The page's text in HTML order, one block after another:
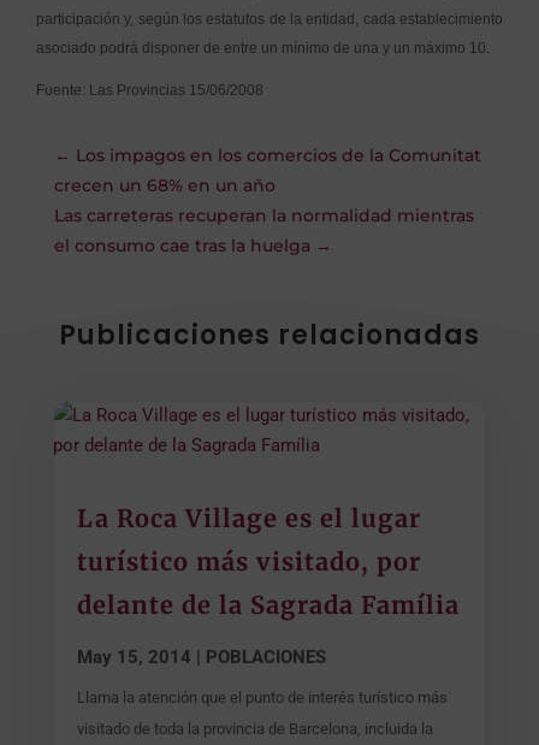
participación y, según los estatutos de la entidad, cada establecimiento
asociado podrá disponer de entre un mínimo de una y un máximo 10.
Fuente: Las Provincias 15/06/2008
← Los impagos en los comercios de la Comunitat
crecen un 68% en un año
Las carreteras recuperan la normalidad mientras
el consumo cae tras la huelga →
Publicaciones relacionadas
La Roca Village es el lugar
turístico más visitado, por
delante de la Sagrada Família
May 15, 2014 | POBLACIONES
Llama la atención que el punto de interés turístico más
visitado de toda la provincia de Barcelona, incluida la